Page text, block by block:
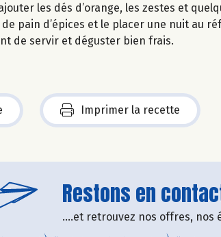
les dés d’orange, les zestes et
pain d’épices et le placer une nuit au
de servir et déguster bien frais.
Imprimer la recette
Restons en
....et retrouvez nos offres, nos